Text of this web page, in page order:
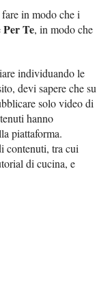
in modo che i
Per Te, in modo che
individuando le
devi sapere che su
solo video di
hanno
piattaforma.
contenuti, tra cui
di cucina, e